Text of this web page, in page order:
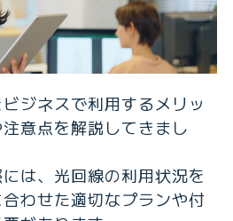
ジネスで利用するメリッ
意点を解説してきまし
は、光回線の利用状況を
わせた適切なプランや付